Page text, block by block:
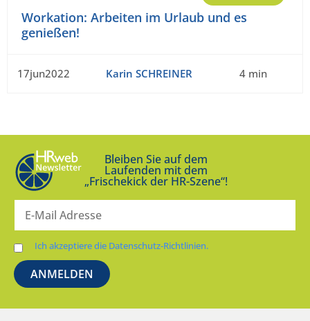
Workation: Arbeiten im Urlaub und es
genießen!
17jun2022 Karin SCHREINER 4 min
Bleiben Sie auf dem
Laufenden mit dem
„Frischekick der HR-Szene“!
Ich akzeptiere die Datenschutz-Richtlinien.